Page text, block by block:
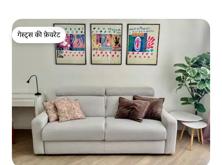
गेस्ट्स की फ़ेवरेट
गेस्ट्स की फ़ेवरेट